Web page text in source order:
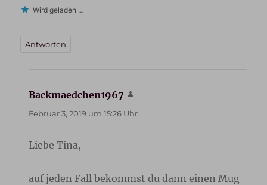
Wird geladen …
Antworten
Backmaedchen1967
Februar 3, 2019 um 15:26 Uhr
Liebe Tina,
auf jeden Fall bekommst du dann einen Mug